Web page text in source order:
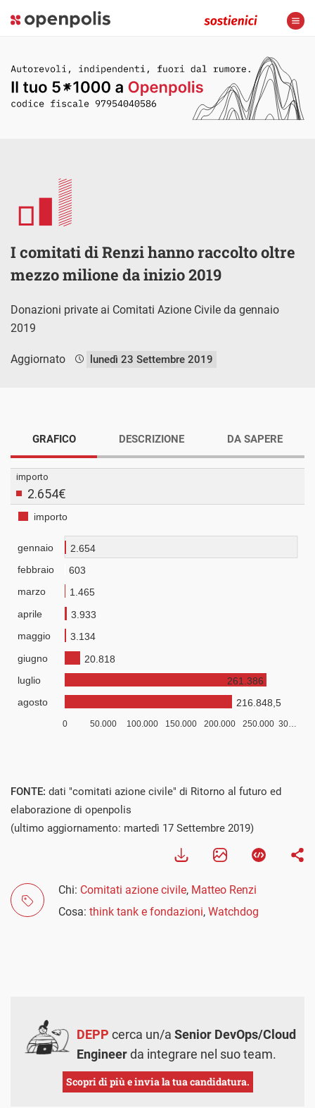
I comitati di Renzi hanno raccolto oltre
mezzo milione da inizio 2019
Donazioni private ai Comitati Azione Civile da gennaio
2019
Aggiornato lunedì 23 Settembre 2019
GRAFICO DESCRIZIONE DA SAPERE
FONTE: dati "comitati azione civile" di Ritorno al futuro ed
elaborazione di openpolis
(ultimo aggiornamento: martedì 17 Settembre 2019)
Chi: Comitati azione civile, Matteo Renzi
Cosa: think tank e fondazioni, Watchdog
DEPP cerca un/a Senior DevOps/Cloud
Engineerda integrare nel suo team.
Scopri di più e invia la tua candidatura.